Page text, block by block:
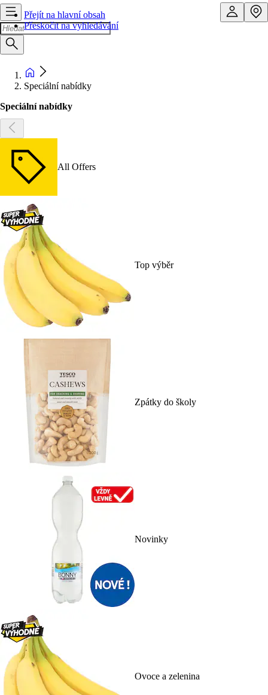
Přejít na hlavní obsah
Přeskočit na vyhledávání
Speciální nabídky
Speciální nabídky
All Offers
Top výběr
Zpátky do školy
Novinky
Ovoce a zelenina